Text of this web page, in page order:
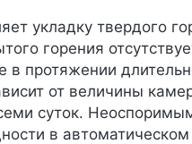
укладку твердого
горения
в протяжении
от величины
суток.
в